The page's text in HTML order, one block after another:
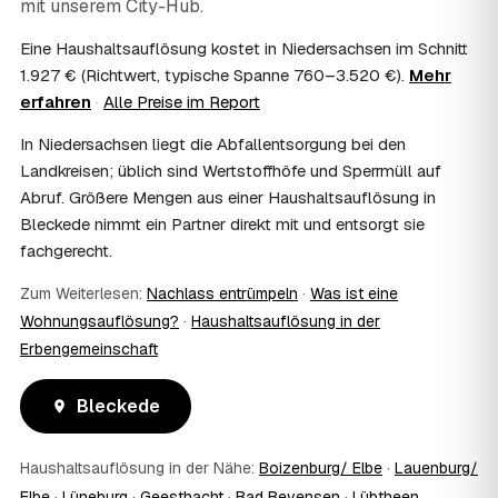
Häufig ja: Im Nachlass können die Kosten einer
Erbschaftsteuer mindern, bei vermieteten Objekten teils
als Werbungskosten. Sie erhalten eine ordentliche
Rechnung als Beleg. Verbindlich klärt das Ihr
08 Muss ich als Erbe in Bleckede vor Ort
anwesend sein?
Nein, Sie müssen nicht durchgängig anwesend sein. Viele
Erben übergeben in Bleckede nur die Schlüssel und
lassen sich per Fotos auf dem Laufenden halten. Eine
genügt meist.
09 Bekomme ich einen Entsorgungsnachweis?
Ja. Sie erhalten auf Wunsch einen Entsorgungs- bzw.
So ist dokumentiert, dass der Hausstand in Bleckede
umweltgerecht und rechtssicher entsorgt wurde.
Oft schon innerhalb weniger Tage, in vielen Regionen
mit unserem City-Hub.
Eine Haushaltsauflösung kostet in Niedersachsen im Schnitt
1.927 € (Richtwert, typische Spanne 760–3.520 €). Mehr
erfahren · Alle Preise im Report
In Niedersachsen liegt die Abfallentsorgung bei den
Landkreisen; üblich sind Wertstoffhöfe und Sperrmüll auf
Abruf. Größere Mengen aus einer Haushaltsauflösung in
Bleckede nimmt ein Partner direkt mit und entsorgt sie
fachgerecht.
Zum Weiterlesen: Nachlass entrümpeln · Was ist eine
Wohnungsauflösung? · Haushaltsauflösung in der
Erbengemeinschaft
Bleckede
Haushaltsauflösung in der Nähe: Boizenburg/ Elbe · Lauenburg/